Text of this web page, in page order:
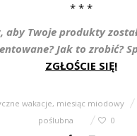
* * *
aby Twoje produkty
Jak to zrobić?
ZGŁOŚCIE SIĘ!
wakacje, miesiąc miodowy
poślubna
0